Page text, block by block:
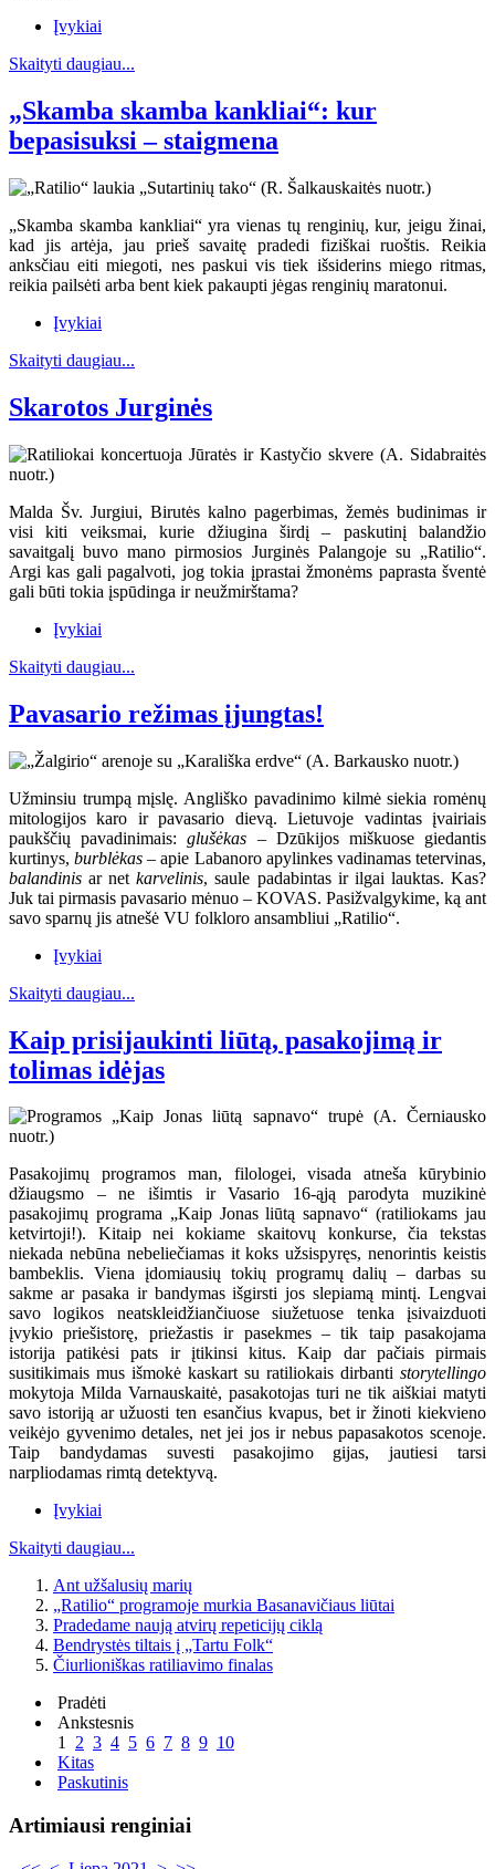
Įvykiai
Skaityti daugiau...
„Skamba skamba kankliai“: kur
bepasisuksi – staigmena
„Skamba skamba kankliai“ yra vienas tų renginių, kur, jeigu žinai,
kad jis artėja, jau prieš savaitę pradedi fiziškai ruoštis. Reikia
anksčiau eiti miegoti, nes paskui vis tiek išsiderins miego ritmas,
reikia pailsėti arba bent kiek pakaupti jėgas renginių maratonui.
Įvykiai
Skaityti daugiau...
Skarotos Jurginės
Malda Šv. Jurgiui, Birutės kalno pagerbimas, žemės budinimas ir
visi kiti veiksmai, kurie džiugina širdį – paskutinį balandžio
savaitgalį buvo mano pirmosios Jurginės Palangoje su „Ratilio“.
Argi kas gali pagalvoti, jog tokia įprastai žmonėms paprasta šventė
gali būti tokia įspūdinga ir neužmirštama?
Įvykiai
Skaityti daugiau...
Pavasario režimas įjungtas!
Užminsiu trumpą mįslę. Angliško pavadinimo kilmė siekia romėnų
mitologijos karo ir pavasario dievą. Lietuvoje vadintas įvairiais
paukščių pavadinimais:glušėkas – Dzūkijos miškuose giedantis
kurtinys,burblėkas– apie Labanoro apylinkes vadinamas tetervinas,
balandinisar netkarvelinis, saule padabintas ir ilgai lauktas. Kas?
Juk tai pirmasis pavasario mėnuo – KOVAS. Pasižvalgykime, ką ant
savo sparnų jis atnešė VU folkloro ansambliui „Ratilio“.
Įvykiai
Skaityti daugiau...
Kaip prisijaukinti liūtą, pasakojimą ir
tolimas idėjas
Pasakojimų programos man, filologei, visada atneša kūrybinio
džiaugsmo – ne išimtis ir Vasario 16-ąją parodyta muzikinė
pasakojimų programa „Kaip Jonas liūtą sapnavo“ (ratiliokams jau
ketvirtoji!). Kitaip nei kokiame skaitovų konkurse, čia tekstas
niekada nebūna nebeliečiamas it koks užsispyręs, nenorintis keistis
bambeklis. Viena įdomiausių tokių programų dalių – darbas su
sakme ar pasaka ir bandymas išgirsti jos slepiamą mintį. Lengvai
savo logikos neatskleidžiančiuose siužetuose tenka įsivaizduoti
įvykio priešistorę, priežastis ir pasekmes – tik taip pasakojama
istorija patikėsi pats ir įtikinsi kitus. Kaip dar pačiais pirmais
susitikimais mus išmokė kaskart su ratiliokais dirbanti storytellingo
mokytoja Milda Varnauskaitė, pasakotojas turi ne tik aiškiai matyti
savo istoriją ar užuosti ten esančius kvapus, bet ir žinoti kiekvieno
veikėjo gyvenimo detales, net jei jos ir nebus papasakotos scenoje.
Taip bandydamas suvesti pasakojimo gijas, jautiesi tarsi
narpliodamas rimtą detektyvą.
Įvykiai
Skaityti daugiau...
Ant užšalusių marių
„Ratilio“ programoje murkia Basanavičiaus liūtai
Pradedame naują atvirų repeticijų ciklą
Bendrystės tiltais į „Tartu Folk“
Čiurlioniškas ratiliavimo finalas
Pradėti
Ankstesnis
1 2 3 4 5 6 7 8 9 10
Kitas
Paskutinis
Artimiausi renginiai